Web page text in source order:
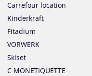
Carrefour location
Kinderkraft
Fitadium
VORWERK
Skiset
C MONETIQUETTE